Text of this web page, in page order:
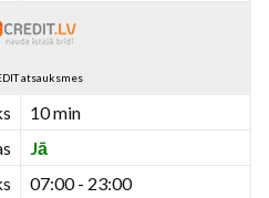
atsauksmes
10 min
Jā
07:00 - 23:00